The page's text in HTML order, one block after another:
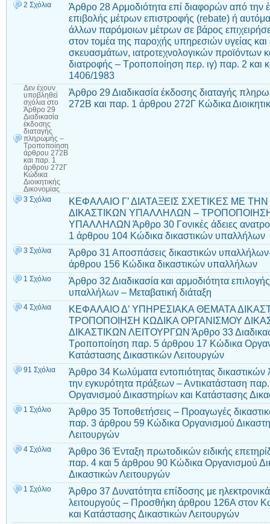
2 Σχόλια
Άρθρο 28 Αρμοδιότητα επί διαφορών από την
επιβολής μέτρων επιστροφής (rebate) ή
άλλων παρόμοιων μέτρων σε βάρος
στον τομέα της παροχής υπηρεσιών υγείας
σκευασμάτων, ιατροτεχνολογικών προϊόντων
διατροφής – Τροποποίηση περ. ιγ) παρ. 2 και
1406/1983
Δεν έχουν
υποβληθεί
σχόλια στο
Άρθρο 29
Διαδικασία
έκδοσης
διαταγής
πληρωμής –
Τροποποίηση
άρθρου 272Β
και παρ. 1
άρθρου 272Γ
Κώδικα
Διοικητικής
Δικονομίας
Άρθρο 29 Διαδικασία έκδοσης διαταγής
272Β και παρ. 1 άρθρου 272Γ Κώδικα
3 Σχόλια
ΚΕΦΑΛΑΙΟ Γ’ ΔΙΑΤΑΞΕΙΣ ΣΧΕΤΙΚΕΣ ΜΕ
ΔΙΚΑΣΤΙΚΩΝ ΥΠΑΛΛΗΛΩΝ –
ΥΠΑΛΛΗΛΩΝ Άρθρο 30 Γονικές άδειες
1 άρθρου 104 Κώδικα δικαστικών υπαλλήλων
3 Σχόλια
Άρθρο 31 Αποσπάσεις δικαστικών
άρθρου 156 Κώδικα δικαστικών υπαλλήλων
1 Σχόλιο
Άρθρο 32 Διαδικασία και αρμοδιότητα
υπαλλήλων – Μεταβατική διάταξη
4 Σχόλια
ΚΕΦΑΛΑΙΟ Δ’ ΥΠΗΡΕΣΙΑΚΑ ΘΕΜΑΤΑ
ΤΡΟΠΟΠΟΙΗΣΗ ΚΩΔΙΚΑ ΟΡΓΑΝΙΣΜΟΥ
ΔΙΚΑΣΤΙΚΩΝ ΛΕΙΤΟΥΡΓΩΝ Άρθρο 33
Τροποποίηση παρ. 5 άρθρου 17 Κώδικα
Κατάστασης Δικαστικών Λειτουργών
91 Σχόλια
Άρθρο 34 Κωλύματα εντοπιότητας
την εγκυρότητα πράξεων – Αντικατάσταση
Οργανισμού Δικαστηρίων και Κατάστασης
1 Σχόλιο
Άρθρο 35 Τοποθετήσεις – Προαγωγές
παρ. 3 άρθρου 59 Κώδικα Οργανισμού
Λειτουργών
4 Σχόλια
Άρθρο 36 Ένταξη πρωτοδικών ειδικής
παρ. 4 και 5 άρθρου 90 Κώδικα Οργανισμού
Δικαστικών Λειτουργών
1 Σχόλιο
Άρθρο 37 Δυνατότητα επίδοσης με
λειτουργούς – Προσθήκη άρθρου 126Α στον
και Κατάστασης Δικαστικών Λειτουργών